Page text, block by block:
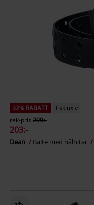
32% RABATT
Exklusiv
rek-pris 299:-
203:-
Dean Bälte med hålnitar